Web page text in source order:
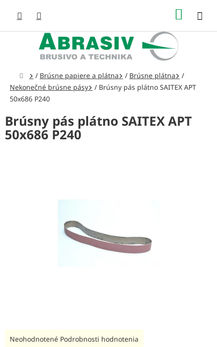
obsah
Domov
/ Brúsne papiere a plátna / Brúsne plátna
/
Nekonečné brúsne pásy
/ Brúsny pás plátno SAITEX APT
50x686 P240
Brúsny pás plátno SAITEX APT
50x686 P240
Priemerné
Neohodnotené Podrobnosti hodnotenia